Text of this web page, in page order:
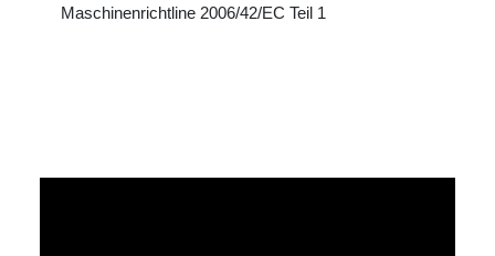
Maschinenrichtline 2006/42/EC Teil 1